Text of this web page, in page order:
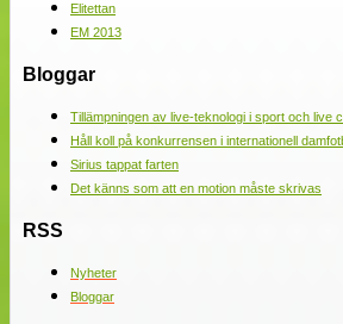
Elitettan
EM 2013
Bloggar
Tillämpningen av live-teknologi i sport och live
Håll koll på konkurrensen i internationell
Sirius tappat farten
Det känns som att en motion måste skrivas
RSS
Nyheter
Bloggar